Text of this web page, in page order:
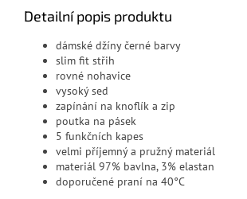
Detailní popis produktu
dámské džíny černé barvy
slim fit střih
rovné nohavice
vysoký sed
zapínání na knoflík a zip
poutka na pásek
5 funkčních kapes
velmi příjemný a pružný materiál
materiál 97% bavlna, 3% elastan
doporučené praní na 40°C